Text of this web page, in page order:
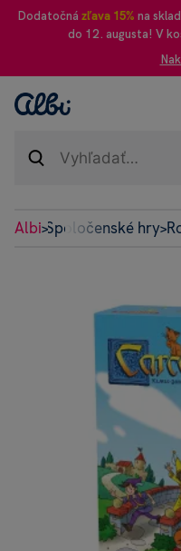
Dodatočná zľava 15% na
do 12. augusta! V
Albi>Spoločenské hry>